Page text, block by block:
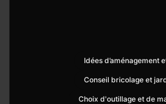
Idées d’aménagement
Conseil bricolage et
Choix d'outillage et de